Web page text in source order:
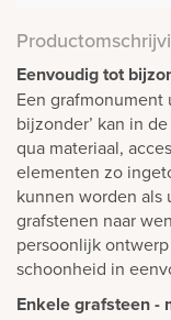
Eenvoudig tot
Een
bijzonder’ kan in
qua materiaal,
elementen zo
kunnen worden als
grafstenen naar
persoonlijk
schoonheid in
Enkele grafsteen -